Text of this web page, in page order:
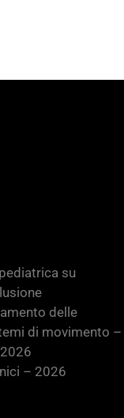
su
delle
di movimento –
– 2026